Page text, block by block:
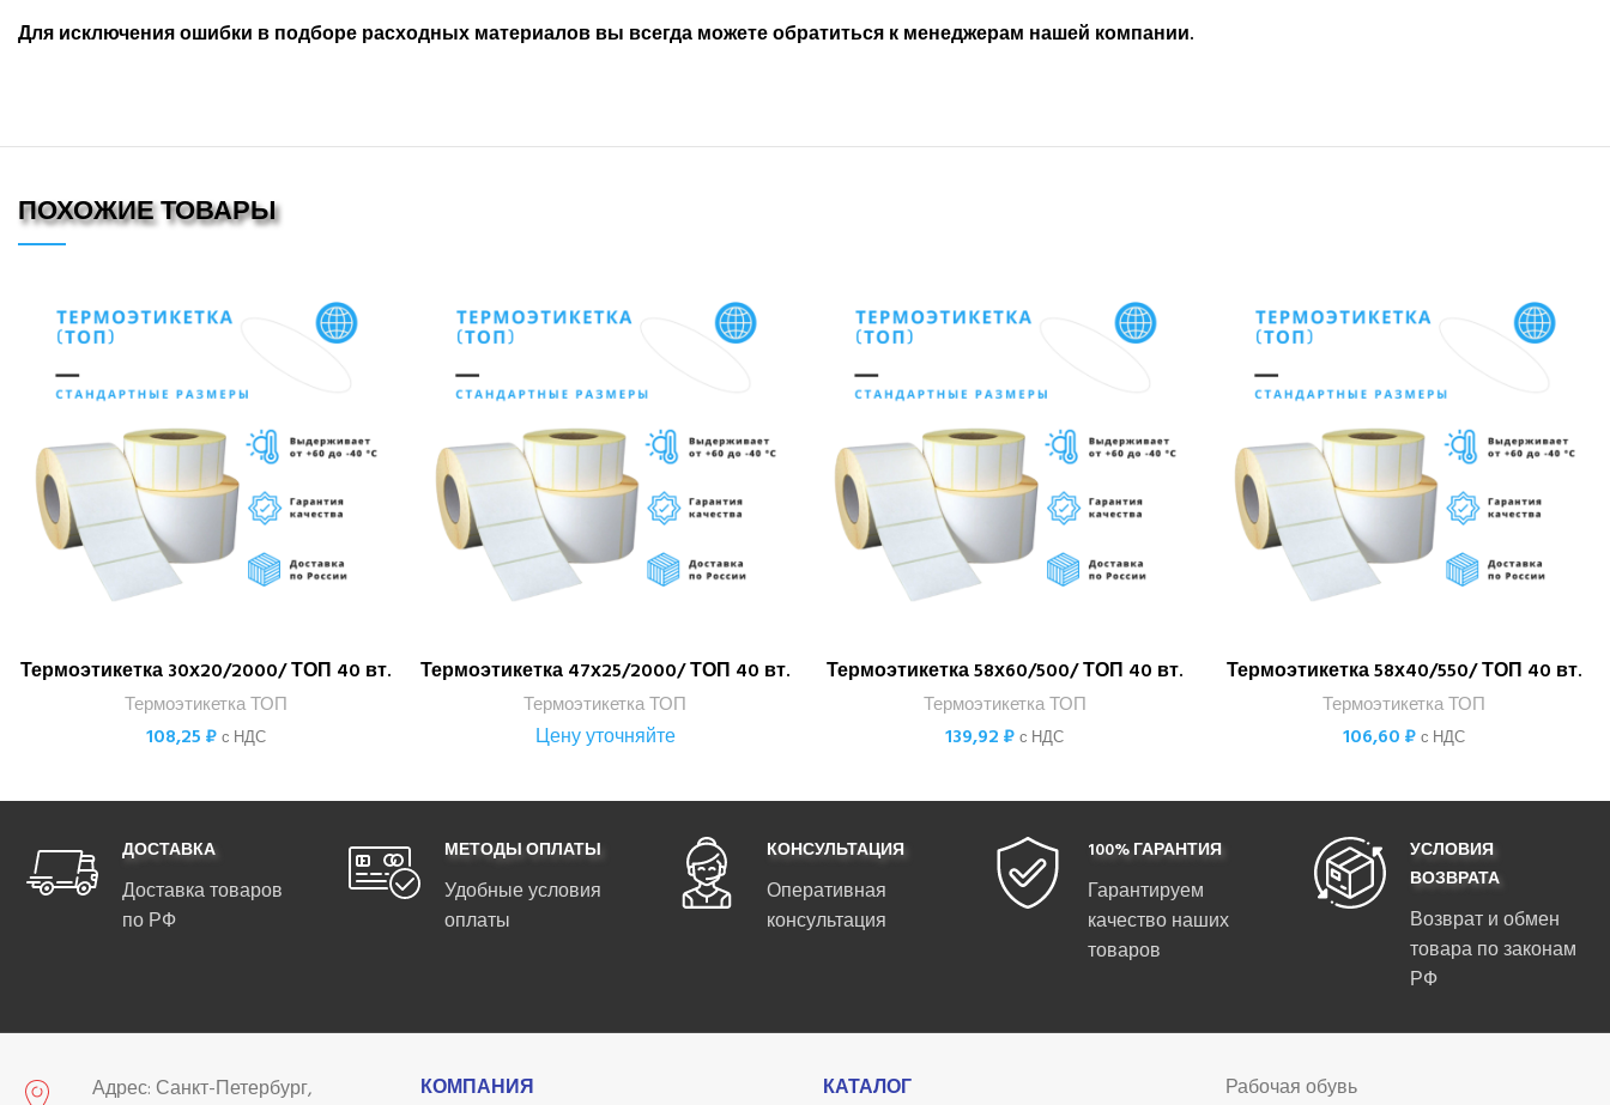
Для исключения ошибки в подборе расходных материалов вы всегда можете обратиться к менеджерам нашей компании.
ПОХОЖИЕ ТОВАРЫ
В КОРЗИНУ
Термоэтикетка 30х20/2000/ ТОП 40 вт.
Термоэтикетка ТОП
108,25₽ с НДС
ПОДРОБНЕЕ
Термоэтикетка 47х25/2000/ ТОП 40 вт.
Термоэтикетка ТОП
Цену уточняйте
В КОРЗИНУ
Термоэтикетка 58х60/500/ ТОП 40 вт.
Термоэтикетка ТОП
139,92₽ с НДС
В КОРЗИНУ
Термоэтикетка 58х40/550/ ТОП 40 вт.
Термоэтикетка ТОП
106,60₽ с НДС
ДОСТАВКА
Доставка товаров
по РФ
МЕТОДЫ ОПЛАТЫ
Удобные условия
оплаты
КОНСУЛЬТАЦИЯ
Оперативная
консультация
100% ГАРАНТИЯ
Гарантируем
качество наших
товаров
УСЛОВИЯ
ВОЗВРАТА
Возврат и обмен
товара по законам
РФ
Адрес: Санкт-Петербург,
КОМПАНИЯ КАТАЛОГ Рабочая обувь